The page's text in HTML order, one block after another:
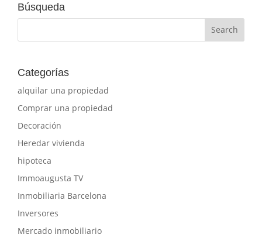
Búsqueda
Categorías
alquilar una propiedad
Comprar una propiedad
Decoración
Heredar vivienda
hipoteca
Immoaugusta TV
Inmobiliaria Barcelona
Inversores
Mercado inmobiliario